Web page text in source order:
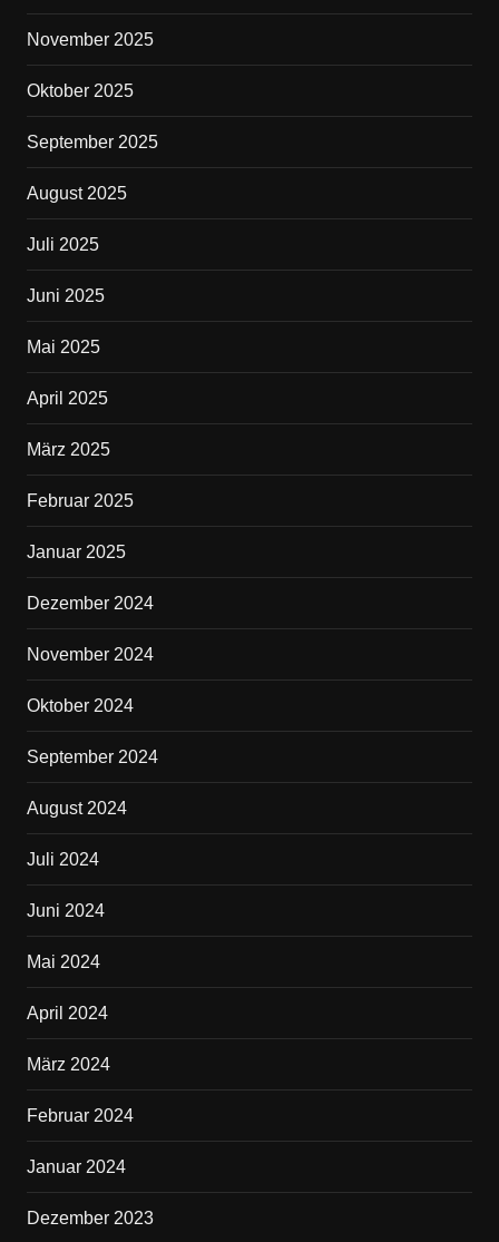
November 2025
Oktober 2025
September 2025
August 2025
Juli 2025
Juni 2025
Mai 2025
April 2025
März 2025
Februar 2025
Januar 2025
Dezember 2024
November 2024
Oktober 2024
September 2024
August 2024
Juli 2024
Juni 2024
Mai 2024
April 2024
März 2024
Februar 2024
Januar 2024
Dezember 2023